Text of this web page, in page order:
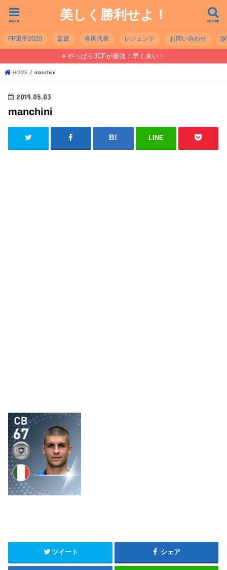
美しく勝利せよ！ search
menu
FP選手2020 監督 各国代表 レジェンド お問い合わせ
やっぱり3CFが最強！早く来い！
HOME manchini
2019.05.03
manchini
LINE
ツイート シェア